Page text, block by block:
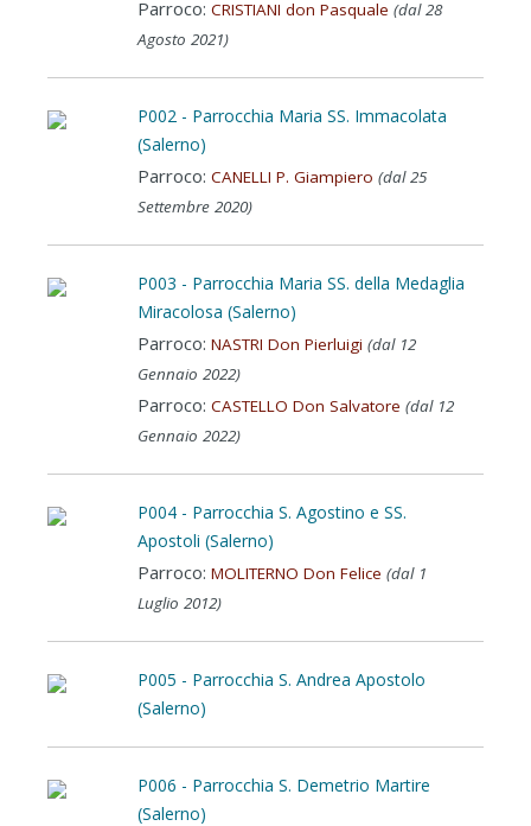
Parroco:CRISTIANI don Pasquale (dal 28
Agosto 2021)
P002 - Parrocchia Maria SS. Immacolata
(Salerno)
Parroco:CANELLI P. Giampiero (dal 25
Settembre 2020)
P003 - Parrocchia Maria SS. della Medaglia
Miracolosa (Salerno)
Parroco:NASTRI Don Pierluigi (dal 12
Gennaio 2022)
Parroco:CASTELLO Don Salvatore (dal 12
Gennaio 2022)
P004 - Parrocchia S. Agostino e SS.
Apostoli (Salerno)
Parroco:MOLITERNO Don Felice (dal 1
Luglio 2012)
P005 - Parrocchia S. Andrea Apostolo
(Salerno)
P006 - Parrocchia S. Demetrio Martire
(Salerno)